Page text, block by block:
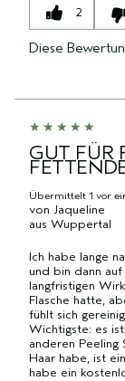
2
Diese
GUT FÜR
Übermittelt 1 vor
von Jaqueline
aus Wuppertal
Ich habe lange
und bin dann
langfristigen
Flasche hatte,
fühlt sich
Wichtigste: es
anderen Peeling
Haar habe, ist
habe ein